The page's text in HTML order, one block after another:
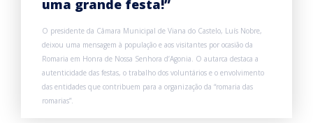
uma grande festa!”
O presidente da Câmara Municipal de Viana do Castelo, Luís Nobre,
deixou uma mensagem à população e aos visitantes por ocasião da
Romaria em Honra de Nossa Senhora d’Agonia. O autarca destaca a
autenticidade das festas, o trabalho dos voluntários e o envolvimento
das entidades que contribuem para a organização da “romaria das
romarias”.